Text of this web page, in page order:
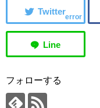
error
フォローする